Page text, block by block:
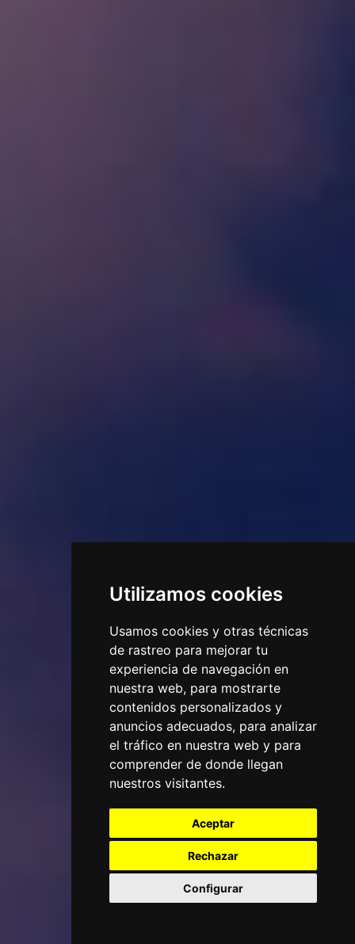
Utilizamos cookies
Usamos cookies y otras técnicas
de rastreo para mejorar tu
experiencia de navegación en
nuestra web, para mostrarte
contenidos personalizados y
anuncios adecuados, para analizar
el tráfico en nuestra web y para
comprender de donde llegan
nuestros visitantes.
Aceptar
Rechazar
Configurar